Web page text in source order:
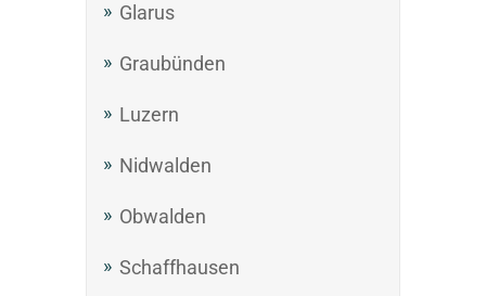
Glarus
Graubünden
Luzern
Nidwalden
Obwalden
Schaffhausen